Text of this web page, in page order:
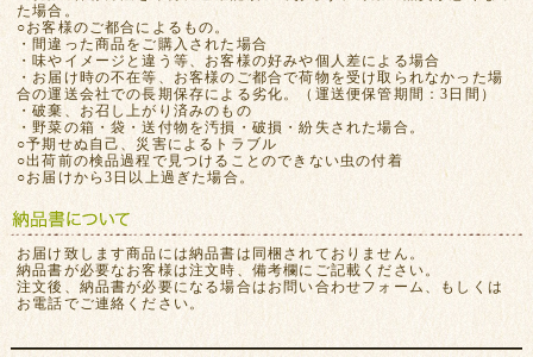
た場合。
○お客様のご都合によるもの。
・間違った商品をご購入された場合
・味やイメージと違う等、お客様の好みや個人差による場合
・お届け時の不在等、お客様のご都合で荷物を受け取られなかった場
合の運送会社での長期保存による劣化。（運送便保管期間：3日間）
・破棄、お召し上がり済みのもの
・野菜の箱・袋・送付物を汚損・破損・紛失された場合。
○予期せぬ自己、災害によるトラブル
○出荷前の検品過程で見つけることのできない虫の付着
○お届けから3日以上過ぎた場合。
お届け致します商品には納品書は同梱されておりません。
納品書が必要なお客様は注文時、備考欄にご記載ください。
注文後、納品書が必要になる場合はお問い合わせフォーム、もしくは
お電話でご連絡ください。